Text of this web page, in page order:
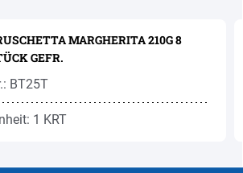
MARGHERITA 210G 8
GEFR.
BT25T
1 KRT